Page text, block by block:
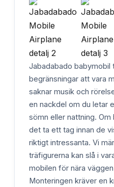
Jabadabado babymobil
begränsningar att vara
saknar musik och
en nackdel om du letar
sömn eller nattning.
det ta ett tag innan de
riktigt intressanta. Vi
träfigurerna kan slå i
mobilen för nära
Monteringen kräver en